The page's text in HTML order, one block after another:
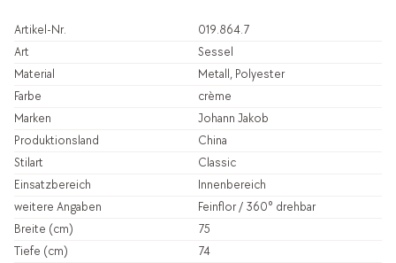
Artikel-Nr.
019.864.7
Art
Sessel
Material
Metall, Polyester
Farbe
crème
Marken
Johann Jakob
Produktionsland
China
Stilart
Classic
Einsatzbereich
Innenbereich
weitere Angaben
Feinflor / 360° drehbar
Breite (cm)
75
Tiefe (cm)
74